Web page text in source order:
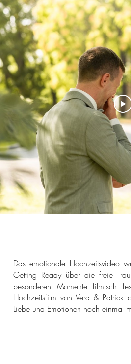
Das emotionale Hochzeitsvideo
Getting Ready über die freie
besonderen Momente filmisch
Hochzeitsfilm von Vera & Patrick
Liebe und Emotionen noch einmal